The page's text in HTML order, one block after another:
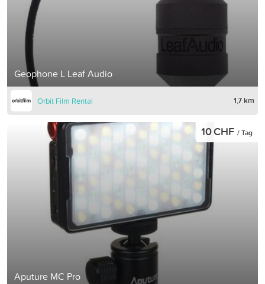
Geophone L Leaf Audio
Orbit Film Rental 1,7 km
Aputure MC Pro
10 CHF / Tag